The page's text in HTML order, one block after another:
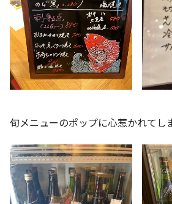
旬メニューのポップに心惹かれてし